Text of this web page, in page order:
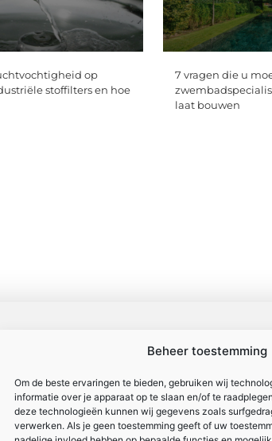
Beheer toestemming
Om de beste ervaringen te bieden, gebruiken wij
informatie over je apparaat op te slaan en/of te
deze technologieën kunnen wij gegevens zoals
verwerken. Als je geen toestemming geeft of uw
op
stoffilters en hoe
7 vragen die u
laat bouwen